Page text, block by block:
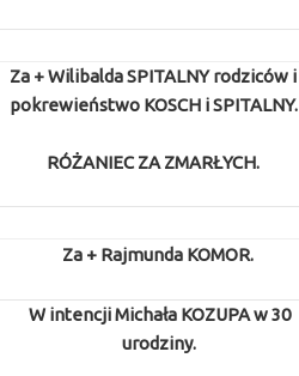
Za + Wilibalda SPITALNY rodziców i
pokrewieństwo KOSCH i SPITALNY.
RÓŻANIEC ZA ZMARŁYCH.
Za + Rajmunda KOMOR.
W intencji Michała KOZUPA w 30
urodziny.